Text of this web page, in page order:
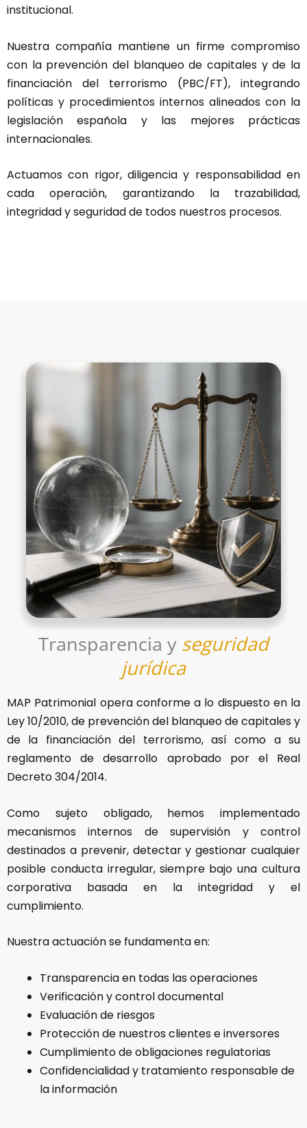
institucional.
Nuestra compañía mantiene un firme compromiso
con la prevención del blanqueo de capitales y de la
financiación del terrorismo (PBC/FT), integrando
políticas y procedimientos internos alineados con la
legislación española y las mejores prácticas
internacionales.
Actuamos con rigor, diligencia y responsabilidad en
cada operación, garantizando la trazabilidad,
integridad y seguridad de todos nuestros procesos.
Transparencia y seguridad
jurídica
MAP Patrimonial opera conforme a lo dispuesto en la
Ley 10/2010, de prevención del blanqueo de capitales y
de la financiación del terrorismo, así como a su
reglamento de desarrollo aprobado por el Real
Decreto 304/2014.
Como sujeto obligado, hemos implementado
mecanismos internos de supervisión y control
destinados a prevenir, detectar y gestionar cualquier
posible conducta irregular, siempre bajo una cultura
corporativa basada en la integridad y el
cumplimiento.
Nuestra actuación se fundamenta en:
Transparencia en todas las operaciones
Verificación y control documental
Evaluación de riesgos
Protección de nuestros clientes e inversores
Cumplimiento de obligaciones regulatorias
Confidencialidad y tratamiento responsable de
la información